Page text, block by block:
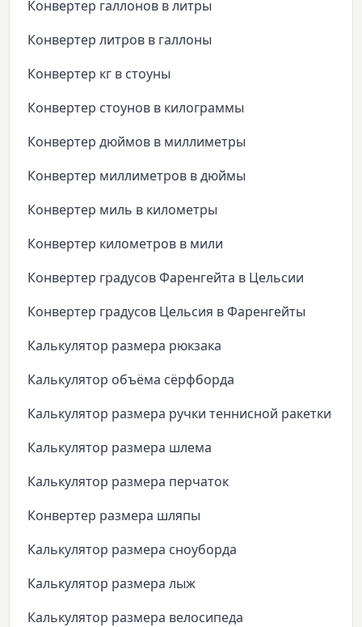
Конвертер галлонов в литры
Конвертер литров в галлоны
Конвертер кг в стоуны
Конвертер стоунов в килограммы
Конвертер дюймов в миллиметры
Конвертер миллиметров в дюймы
Конвертер миль в километры
Конвертер километров в мили
Конвертер градусов Фаренгейта в Цельсии
Конвертер градусов Цельсия в Фаренгейты
Калькулятор размера рюкзака
Калькулятор объёма сёрфборда
Калькулятор размера ручки теннисной ракетки
Калькулятор размера шлема
Калькулятор размера перчаток
Конвертер размера шляпы
Калькулятор размера сноуборда
Калькулятор размера лыж
Калькулятор размера велосипеда